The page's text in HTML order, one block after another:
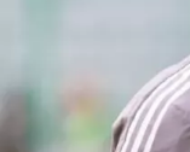
БУКМЕКЕРИ